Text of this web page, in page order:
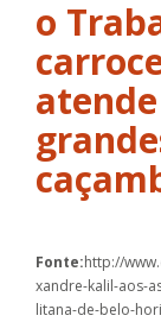
o
Fonte:http://
xandre-kalil-aos-
litana-de-belo-